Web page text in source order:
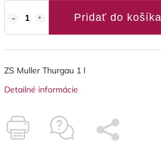
Pridať do košíka
ZS Muller Thurgau 1 l
Detailné informácie